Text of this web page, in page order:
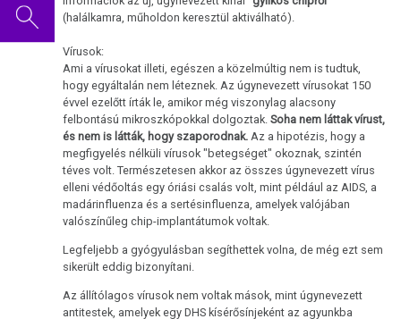
biológiai
természettörvény
Biológiai
természettörvény
természettörvény
Biológiai
Sclerosis
multiplex
szerkesztés
(halálkamra, műholdon keresztül aktiválható).
Vírusok:
Ami a vírusokat illeti, egészen a közelmúltig nem is tudtuk,
hogy egyáltalán nem léteznek. Az úgynevezett vírusokat 150
évvel ezelőtt írták le, amikor még viszonylag alacsony
felbontású mikroszkópokkal dolgoztak.Soha nem láttak vírust,
és nem is látták, hogy szaporodnak. Az a hipotézis, hogy a
megfigyelés nélküli vírusok "betegséget" okoznak, szintén
téves volt. Természetesen akkor az összes úgynevezett vírus
elleni védőoltás egy óriási csalás volt, mint például az AIDS, a
madárinfluenza és a sertésinfluenza, amelyek valójában
valószínűleg chip-implantátumok voltak.
Legfeljebb a gyógyulásban segíthettek volna, de még ezt sem
sikerült eddig bizonyítani.
Az állítólagos vírusok nem voltak mások, mint úgynevezett
antitestek, amelyek egy DHS kísérősínjeként az agyunkba